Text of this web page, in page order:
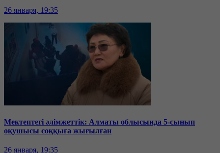
26 января, 19:35
Мектептегі әлімжеттік: Алматы облысында 5-сынып
оқушысы соққыға жығылған
26 января, 19:35